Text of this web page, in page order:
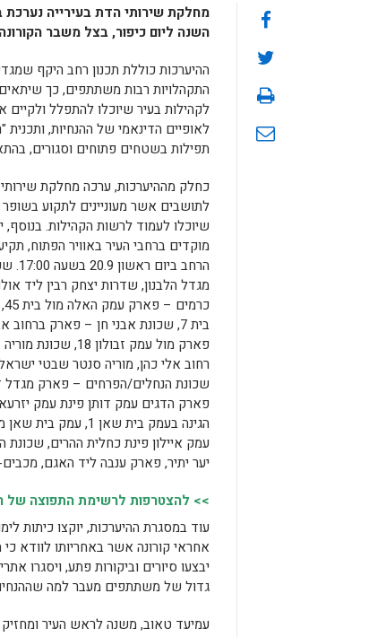
מחלקת שירותי הדת בעירייה
השנה ליום כיפור, בצל משבר
ההיערכות כוללת תכנון רחב היקף
התקהלויות רבות משתתפים, כך
לקהילות בעיר שיוכלו להתפלל
תפילות בשטחים פתוחים וסגורים,
כחלק מההיערכות, ערכה מחלקת
לתושבים אשר מעוניינים לתקוע
שיוכלו לעמוד לרשות הקהילות. בנוסף,
מוקדים ברחבי העיר באוויר הפתוח,
הרחב
מגדל הלבנון, שדרות יצחק רבין ליד
בית 7, שכונת אבני חן – פארק
פארק מול עמק זבולון
רחוב אלי כהן, מוריה סנטר שבטי
שכונת הנחלים/הפרחים – פארק מגדל
פארק הדגים עמק דותן פינת עמק
יער יתיר, פארק ענבה ליד האגם,
>> להצטרפות לרשימת התפוצה של
עוד במסגרת ההיערכות, יוקצו כיתות
אחראי קורונה אשר באחריותו לוודא כי
יבצעו סיורים וביקורות פתע,
גדול של משתתפים מעבר למה
עמיעד טאוב, משנה לראש העיר ומחזיק